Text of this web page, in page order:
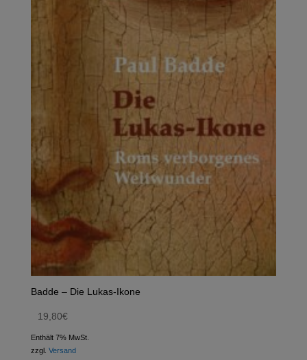
Badde – Die Lukas-Ikone
19,80€
Enthält 7% MwSt.
zzgl. Versand